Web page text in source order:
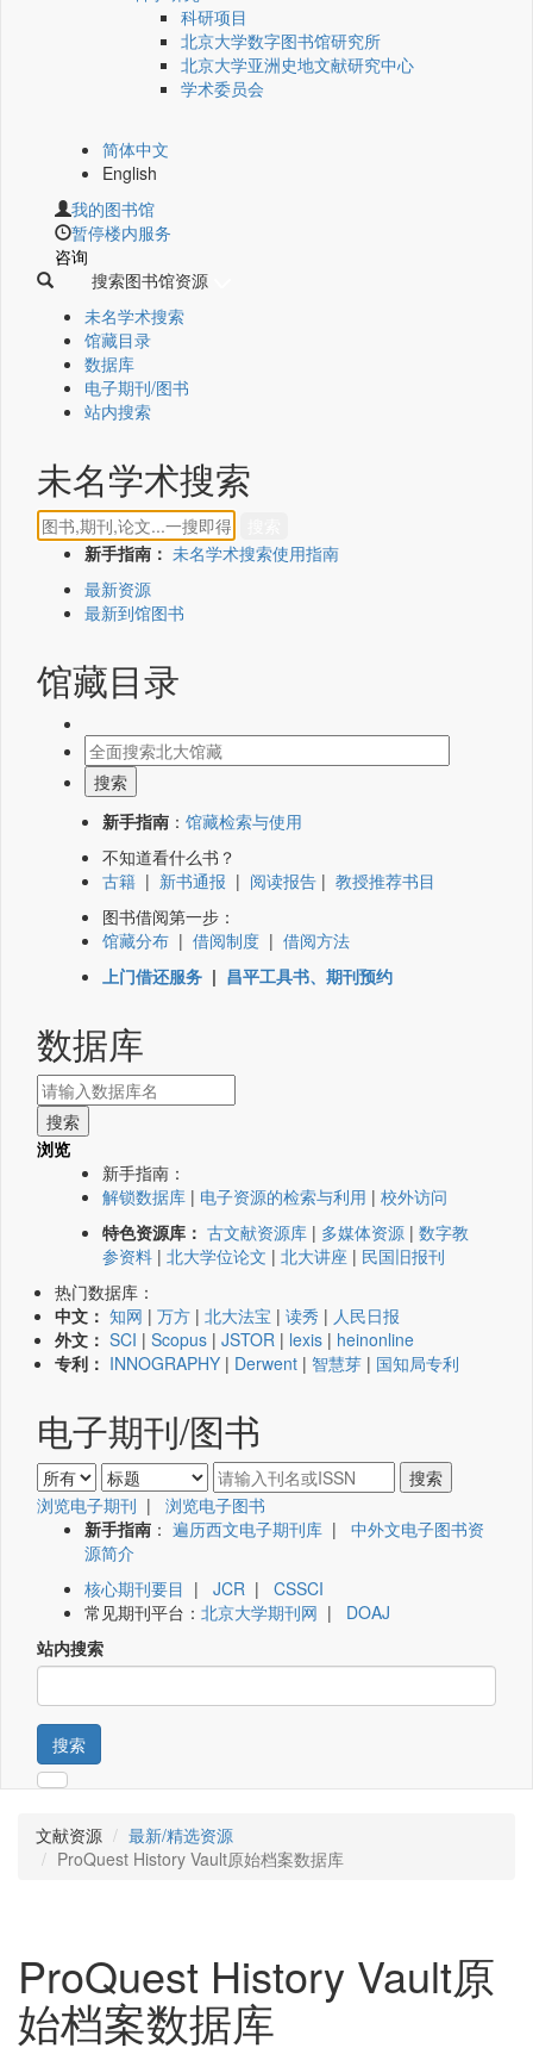
科研项目
北京大学数字图书馆研究所
北京大学亚洲史地文献研究中心
学术委员会
简体中文
English
我的图书馆
暂停楼内服务
咨询
搜索图书馆资源
未名学术搜索
馆藏目录
数据库
电子期刊/图书
站内搜索
未名学术搜索
新手指南： 未名学术搜索使用指南
最新资源
最新到馆图书
馆藏目录
新手指南 ： 馆藏检索与使用
不知道看什么书？
古籍 | 新书通报 | 阅读报告 | 教授推荐书目
图书借阅第一步：
馆藏分布 | 借阅制度 | 借阅方法
上门借还服务 | 昌平工具书、期刊预约
数据库
浏览
新手指南：
解锁数据库 | 电子资源的检索与利用 | 校外访问
特色资源库： 古文献资源库 | 多媒体资源 | 数字教
参资料 | 北大学位论文 | 北大讲座 | 民国旧报刊
热门数据库：
中文： 知网 | 万方 | 北大法宝 | 读秀 | 人民日报
外文： SCI | Scopus | JSTOR | lexis | heinonline
专利： INNOGRAPHY | Derwent | 智慧芽 | 国知局专利
电子期刊/图书
浏览电子期刊 | 浏览电子图书
新手指南 ： 遍历西文电子期刊库 | 中外文电子图书资
源简介
核心期刊要目 | JCR | CSSCI
常见期刊平台： 北京大学期刊网 | DOAJ
站内搜索
搜索
文献资源
最新/精选资源
ProQuest History Vault原始档案数据库
ProQuest History Vault原
始档案数据库